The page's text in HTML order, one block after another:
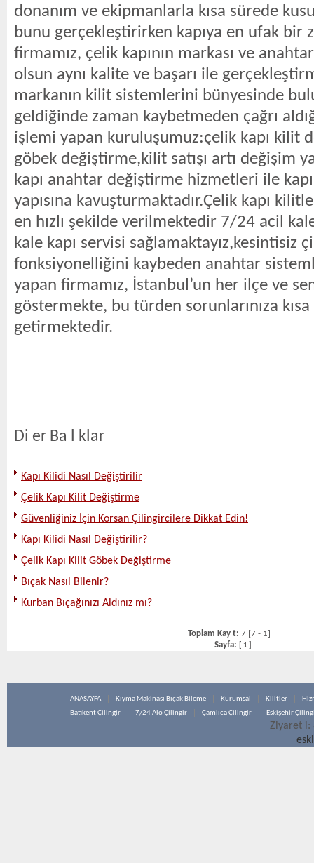
donanım ve ekipmanlarla kısa sürede
bunu gerçekleştirirken kapıya en ufak bir
firmamız, çelik kapının markası ve
olsun aynı kalite ve başarı ile
markanın kilit sistemlerini bünyesinde
geldiğinde zaman kaybetmeden çağrı
işlemi yapan kuruluşumuz:çelik kapı kilit
göbek değiştirme,kilit satışı artı değişim
kapı anahtar değiştirme hizmetleri ile
yapısına kavuşturmaktadır.Çelik kapı
en hızlı şekilde verilmektedir 7/24 acil
kale kapı servisi sağlamaktayız,kesintisiz
fonksiyonelliğini kaybeden anahtar
yapan firmamız, İstanbul’un her ilçe ve
göstermekte, bu türden sorunlarınıza
getirmektedir.
Di er Ba l klar
Kapı Kilidi Nasıl Değiştirilir
Çelik Kapı Kilit Değiştirme
Güvenliğiniz İçin Korsan Çilingircilere Dikkat Edin!
Kapı Kilidi Nasıl Değiştirilir?
Çelik Kapı Kilit Göbek Değiştirme
Bıçak Nasıl Bilenir?
Kurban Bıçağınızı Aldınız mı?
Toplam Kay t: 7 [7 - 1]
Sayfa:
1
ANASAYFA Kıyma Makinası Bıçak Bileme Kurumsal Kilitler
Batıkent Çilingir
7/24 Alo Çilingir Çamlıca Çilingir Eskişehir
Ziyaret i: